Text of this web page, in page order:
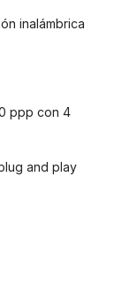
inalámbrica
ppp con 4
and play